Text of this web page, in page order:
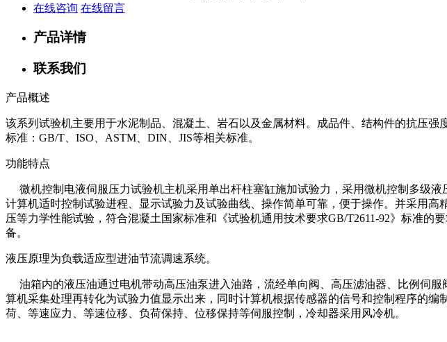
在线咨询 在线留言
产品详情
联系我们
产品概述
该系列试验机主要用于水泥制品、混凝土、岩石以及金属材料。成品件、结构件的抗压
标准：GB/T、ISO、ASTM、DIN、JIS等相关标准。
功能特点
微机控制电液伺服压力试验机主机采用单出杆柱塞缸施加试验力，采用微机控制多级
计算机适时控制试验进程、显示试验力及试验曲线、操作简单可靠，便于操作。并采用
压等力学性能试验，符合混凝土国家标准和《试验机通用技术要求GB/T2611-92》标准
备。
液压原理为负载适应型进油节流调速系统。
油箱内的液压油通过电机带动高压油泵进入油路，流经单向阀、高压滤油器、比例伺
算机采集处理再转化为试验力值显示出来，同时计算机根据传感器的信号和控制程序的
荷、等速应力、等速位移、负荷保持、位移保持等伺服控制，冷却器采用风冷机。